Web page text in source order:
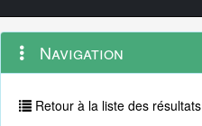
Navigation
outils
Menu
contextuel
Navigation
Retour à la liste des résultats